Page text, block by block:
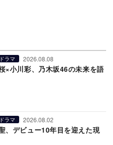
ラマ 2026.08.08
×小川彩、乃木坂46の未来を語
ラマ 2026.08.02
、デビュー10年目を迎えた現